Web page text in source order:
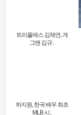
트리플에스 김채연, 개
그맨 김규..
하지원, 한국 배우 최초
MLB 시..